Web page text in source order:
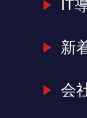
IT
新
会